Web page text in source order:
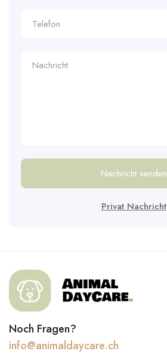
Nachricht senden
Privat Nachricht
Noch Fragen?
info@animaldaycare.ch